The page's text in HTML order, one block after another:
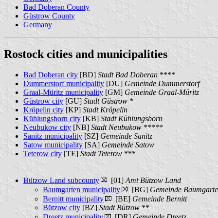
Bad Doberan County
Güstrow County
Germany
Rostock cities and municipalities
Bad Doberan city [BD] Stadt Bad Doberan ****
Dummerstorf municipality [DU] Gemeinde Dummerstorf
Graal-Müritz municipality [GM] Gemeinde Graal-Müritz
Güstrow city [GU] Stadt Güstrow *
Kröpelin city [KP] Stadt Kröpelin
Kühlungsborn city [KB] Stadt Kühlungsborn
Neubukow city [NB] Stadt Neubukow *****
Sanitz municipality [SZ] Gemeinde Sanitz
Satow municipality [SA] Gemeinde Satow
Teterow city [TE] Stadt Teterow ***
Bützow Land subcounty [01] Amt Bützow Land
Baumgarten municipality
[BG] Gemeinde
Bernitt municipality
[BE] Gemeinde Bernitt
Bützow city [BZ] Stadt Bützow **